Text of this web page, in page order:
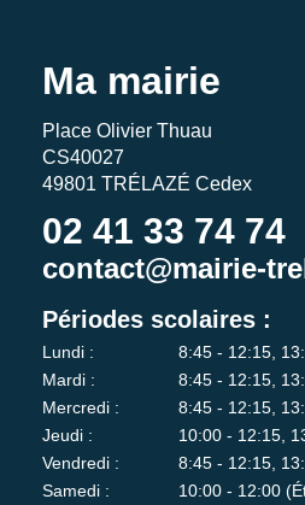
Ma mairie
Place Olivier Thuau
CS40027
49801 TRÉLAZÉ Cedex
02 41 33 74 74
contact@mairie-
Périodes scolaires :
Lundi :
8:45 - 12:15,
Mardi :
8:45 - 12:15,
Mercredi :
8:45 - 12:15,
Jeudi :
10:00 - 12:15,
Vendredi :
8:45 - 12:15,
Samedi :
10:00 - 12:00